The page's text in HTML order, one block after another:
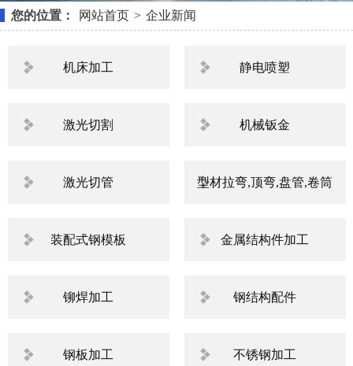
您的位置： 网站首页 > 企业新闻
机床加工 静电喷塑
激光切割 机械钣金
激光切管 型材拉弯,顶弯,盘管,卷筒
装配式钢模板 金属结构件加工
铆焊加工 钢结构配件
钢板加工 不锈钢加工